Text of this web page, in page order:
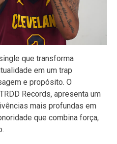
single que transforma
em um trap
e propósito. O
Records, apresenta um
mais profundas em
que combina força,